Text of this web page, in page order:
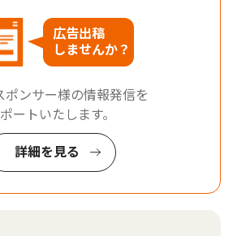
広告出稿
しませんか？
ポンサー様の情報発信を
ートいたします。
詳細を見る